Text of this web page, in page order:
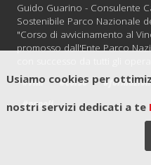
Usiamo cookies per
nostri servizi dedicati a te
Guido Guarino - Consulente
Sostenibile Parco Nazionale
"Corso di avvicinamento al
promosso dall'Ente Parco
#vini #corso
#napoli